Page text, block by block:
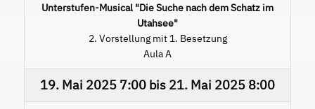
Unterstufen-Musical "Die Suche nach dem Schatz im
Utahsee"
2. Vorstellung mit 1. Besetzung
Aula A
19. Mai 2025 7:00 bis 21. Mai 2025 8:00